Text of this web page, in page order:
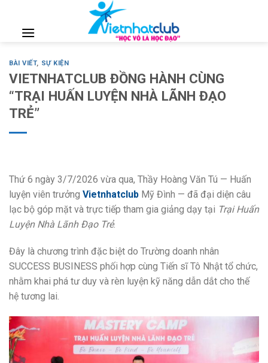
content
BÀI VIẾT, SỰ KIỆN
VIETNHATCLUB ĐỒNG HÀNH CÙNG
“TRẠI HUẤN LUYỆN NHÀ LÃNH ĐẠO
TRẺ”
Thứ 6 ngày 3/7/2026 vừa qua, Thầy Hoàng Văn Tú — Huấn
luyện viên trưởng Vietnhatclub Mỹ Đình — đã đại diện câu
lạc bộ góp mặt và trực tiếp tham gia giảng dạy tại Trại Huấn
Luyện Nhà Lãnh Đạo Trẻ.
Đây là chương trình đặc biệt do Trường doanh nhân
SUCCESS BUSINESS phối hợp cùng Tiến sĩ Tô Nhật tổ chức,
nhằm khai phá tư duy và rèn luyện kỹ năng dẫn dắt cho thế
hệ tương lai.